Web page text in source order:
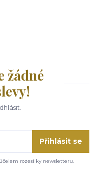
žádné
Přihlásit se
rozesílky newsletteru.